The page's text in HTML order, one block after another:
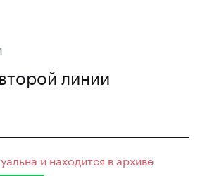
линии
и находится в архиве